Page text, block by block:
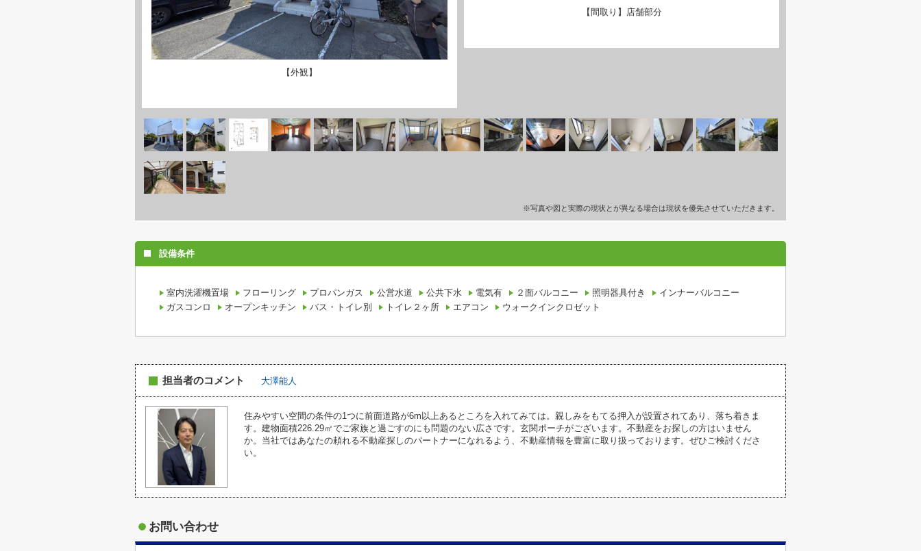
【外観】
【間取り】店舗部分
※写真や図と実際の現状とが異なる場合は現状を優先させていただきます。
設備条件
室内洗濯機置場 フローリング プロパンガス 公営水道 公共下水 電気有 ２面バルコニー 照明器具付き
インナーバルコニー
ガスコンロ
オープンキッチン バス・トイレ別 トイレ２ヶ所 エアコン ウォークインクロゼット
担当者のコメント 大澤能人
住みやすい空間の条件の1つに前面道路が6m以上あるところを入れてみては。親しみをもてる押入が設置されてあり、落ち着きま
す。建物面積226.29㎡でご家族と過ごすのにも問題のない広さです。玄関ポーチがございます。不動産をお探しの方はいません
か。当社ではあなたの頼れる不動産探しのパートナーになれるよう、不動産情報を豊富に取り扱っております。ぜひご検討くださ
い。
お問い合わせ